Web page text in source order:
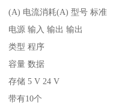
(A) 电流消耗(A) 型号 标准
电源 输入 输出 输出
类型 程序
容量 数据
存储 5 V 24 V
带有10个